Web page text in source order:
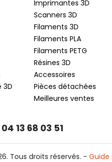
3D
Imprimantes 3D
Scanners 3D
Filaments 3D
Filaments PLA
Filaments PETG
Résines 3D
Accessoires
Pièces détachées
Meilleures ventes
04 13 68 03 51
Tous droits réservés. - Guide